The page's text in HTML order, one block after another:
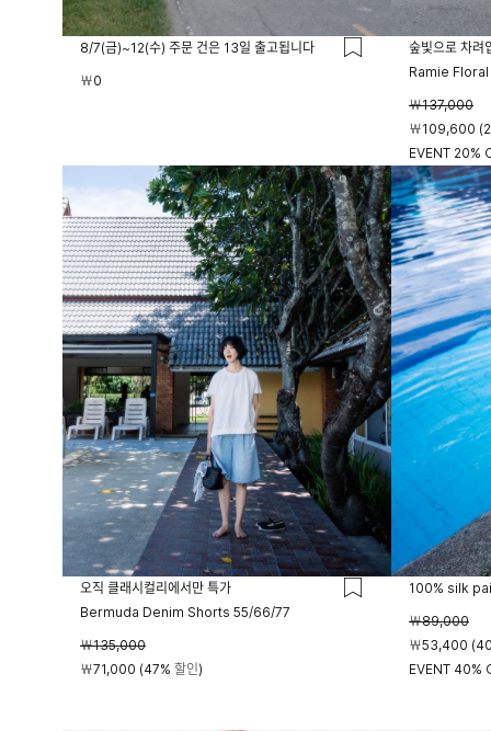
8/7(금)~12(수) 주문 건은 13일 출고됩니다
￦0
숲빛으로 차려
Ramie
￦137,000
￦109,600
EVENT 20%
오직 클래시컬리에서만 특가
Bermuda Denim Shorts 55/66/77
￦135,000
￦71,000 (47% 할인)
100% silk
￦89,000
￦53,400
EVENT 40%